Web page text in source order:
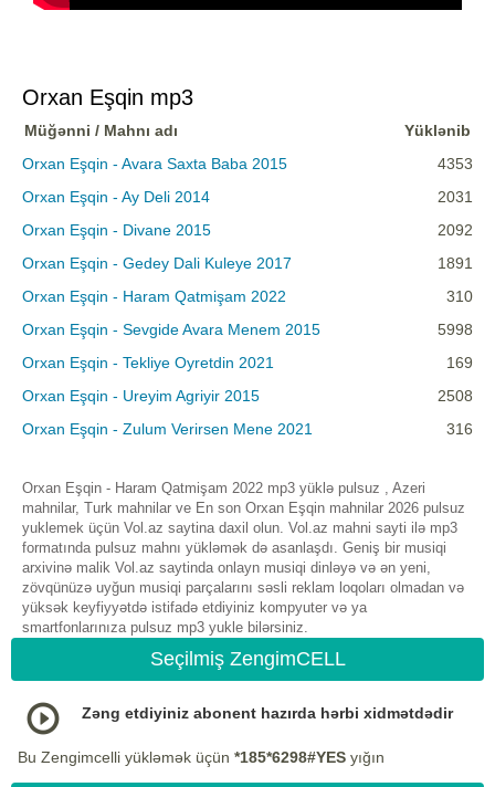
Orxan Eşqin mp3
Müğənni / Mahnı adı
Yüklənib
Orxan Eşqin - Avara Saxta Baba 2015
4353
Orxan Eşqin - Ay Deli 2014
2031
Orxan Eşqin - Divane 2015
2092
Orxan Eşqin - Gedey Dali Kuleye 2017
1891
Orxan Eşqin - Haram Qatmişam 2022
310
Orxan Eşqin - Sevgide Avara Menem 2015
5998
Orxan Eşqin - Tekliye Oyretdin 2021
169
Orxan Eşqin - Ureyim Agriyir 2015
2508
Orxan Eşqin - Zulum Verirsen Mene 2021
316
Orxan Eşqin - Haram Qatmişam 2022 mp3 yüklə pulsuz , Azeri
mahnilar, Turk mahnilar ve En son Orxan Eşqin mahnilar 2026 pulsuz
yuklemek üçün Vol.az saytina daxil olun. Vol.az mahni sayti ilə mp3
formatında pulsuz mahnı yükləmək də asanlaşdı. Geniş bir musiqi
arxivinə malik Vol.az saytinda onlayn musiqi dinləyə və ən yeni,
zövqünüzə uyğun musiqi parçalarını səsli reklam loqoları olmadan və
yüksək keyfiyyətdə istifadə etdiyiniz kompyuter və ya
smartfonlarınıza pulsuz mp3 yukle bilərsiniz.
Seçilmiş ZengimCELL
Zəng etdiyiniz abonent hazırda hərbi xidmətdədir
Bu Zengimcelli yükləmək üçün *185*6298#YES yığın